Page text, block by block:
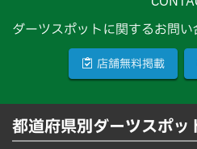
ダーツスポットに関するお問い
店舗無料掲載
都道府県別ダーツスポッ